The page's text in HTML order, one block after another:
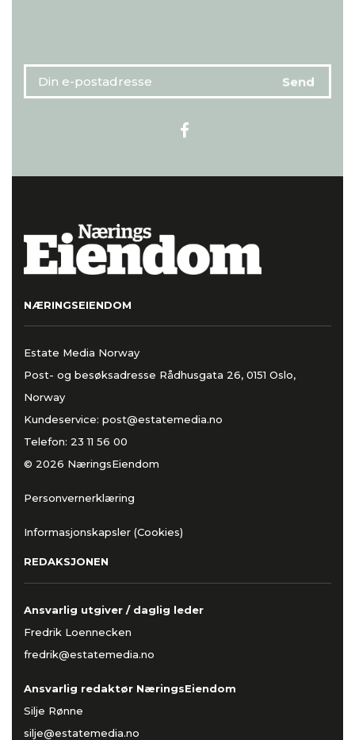
NÆRINGSEIENDOM
Estate Media Norway
Post- og besøksadresse Rådhusgata 26, 0151 Oslo,
Norway
Kundeservice: post@estatemedia.no
Telefon: 23 11 56 00
© 2026 NæringsEiendom
Personvernerklæring
Informasjonskapsler (Cookies)
REDAKSJONEN
Ansvarlig utgiver / daglig leder
Fredrik Loennecken
fredrik@estatemedia.no
Ansvarlig redaktør NæringsEiendom
Silje Rønne
silje@estatemedia.no